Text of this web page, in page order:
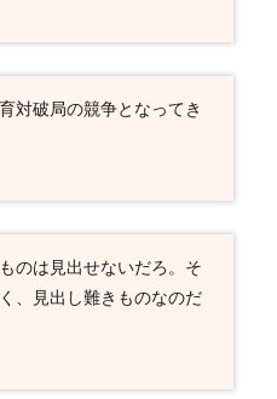
対破局の競争となってき
のは見出せないだろ。そ
、見出し難きものなのだ